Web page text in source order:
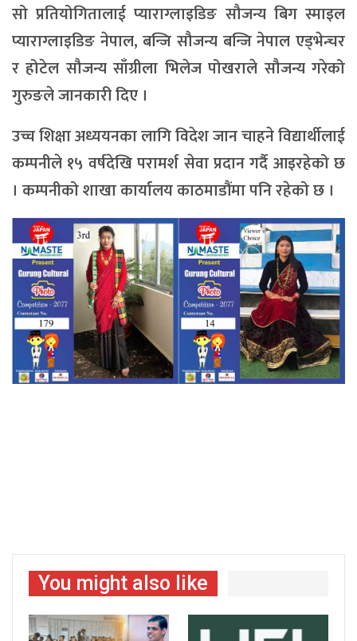
सो प्रतियोगितालाई प्याराग्लाइडिङ सौजन्य बिग स्माइल
प्याराग्लाइडिङ नेपाल, बन्जि सौजन्य बन्जि नेपाल एड्भेन्चर
र होटेल सौजन्य साँग्रीला भिलेज पोखराले सौजन्य गरेको
गुरुङले जानकारी दिए ।
उच्च शिक्षा अध्ययनका लागि विदेश जान चाहने विद्यार्थीलाई
कम्पनीले १५ वर्षदेखि परामर्श सेवा प्रदान गर्दै आइरहेको छ
। कम्पनीको शाखा कार्यालय काठमाडौंमा पनि रहेको छ ।
You might also like